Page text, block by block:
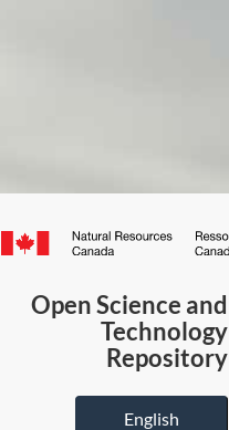
Canada.ca
Open Science and
Technology
Repository
English